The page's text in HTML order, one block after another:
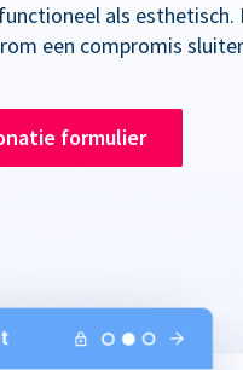
als
een compromis
formulier